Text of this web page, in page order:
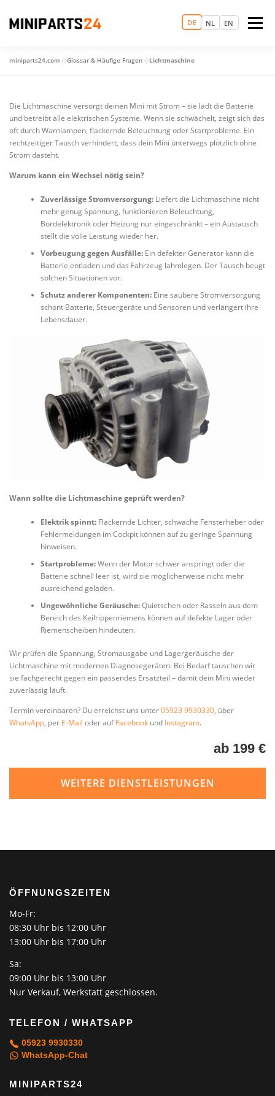
DE NL EN
Inhalt
springen
Menü
TERMIN VEREINBAREN ERSATZTEILHANDEL
miniparts24.com »Glossar & Häufige Fragen »Lichtmaschine
Die Lichtmaschine versorgt deinen Mini mit Strom – sie lädt die Batterie
und betreibt alle elektrischen Systeme. Wenn sie schwächelt, zeigt sich das
oft durch Warnlampen, flackernde Beleuchtung oder Startprobleme. Ein
rechtzeitiger Tausch verhindert, dass dein Mini unterwegs plötzlich ohne
Strom dasteht.
Warum kann ein Wechsel nötig sein?
Zuverlässige Stromversorgung:Liefert die Lichtmaschine nicht
mehr genug Spannung, funktionieren Beleuchtung,
Bordelektronik oder Heizung nur eingeschränkt – ein Austausch
stellt die volle Leistung wieder her.
Vorbeugung gegen Ausfälle:Ein defekter Generator kann die
Batterie entladen und das Fahrzeug lahmlegen. Der Tausch beugt
solchen Situationen vor.
Schutz anderer Komponenten:Eine saubere Stromversorgung
schont Batterie, Steuergeräte und Sensoren und verlängert ihre
Lebensdauer.
Wann sollte die Lichtmaschine geprüft werden?
Elektrik spinnt:Flackernde Lichter, schwache Fensterheber oder
Fehlermeldungen im Cockpit können auf zu geringe Spannung
hinweisen.
Startprobleme:Wenn der Motor schwer anspringt oder die
Batterie schnell leer ist, wird sie möglicherweise nicht mehr
ausreichend geladen.
Ungewöhnliche Geräusche:Quietschen oder Rasseln aus dem
Bereich des Keilrippenriemens können auf defekte Lager oder
Riemenscheiben hindeuten.
Wir prüfen die Spannung, Stromausgabe und Lagergeräusche der
Lichtmaschine mit modernen Diagnosegeräten. Bei Bedarf tauschen wir
sie fachgerecht gegen ein passendes Ersatzteil – damit dein Mini wieder
zuverlässig läuft.
Termin vereinbaren? Du erreichst uns unter05923 9930330, über
WhatsApp, per E-Mail oder aufFacebook und Instagram.
ab 199 €
WEITERE DIENSTLEISTUNGEN
ÖFFNUNGSZEITEN
Mo-Fr:
08:30 Uhr bis 12:00 Uhr
13:00 Uhr bis 17:00 Uhr
Sa:
09:00 Uhr bis 13:00 Uhr
Nur Verkauf, Werkstatt geschlossen.
TELEFON / WHATSAPP
05923 9930330
WhatsApp-Chat
MINIPARTS24